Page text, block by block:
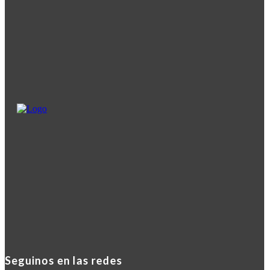
Seguinos en las redes